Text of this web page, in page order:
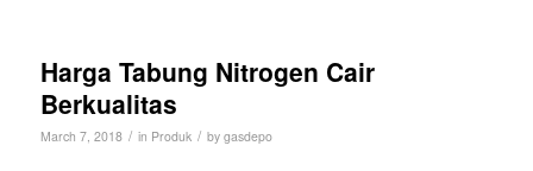
Harga Tabung Nitrogen Cair
Berkualitas
March 7, 2018 / in Produk / by gasdepo